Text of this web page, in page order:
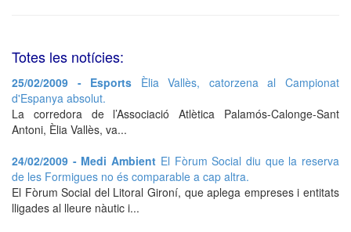
Totes les notícies:
25/02/2009 - Esports Èlia Vallès, catorzena al Campionat
d'Espanya absolut.
La corredora de l’Associació Atlètica Palamós-Calonge-Sant
Antoni, Èlia Vallès, va...
24/02/2009 - Medi Ambient El Fòrum Social diu que la reserva
de les Formigues no és comparable a cap altra.
El Fòrum Social del Litoral Gironí, que aplega empreses i entitats
lligades al lleure nàutic i...